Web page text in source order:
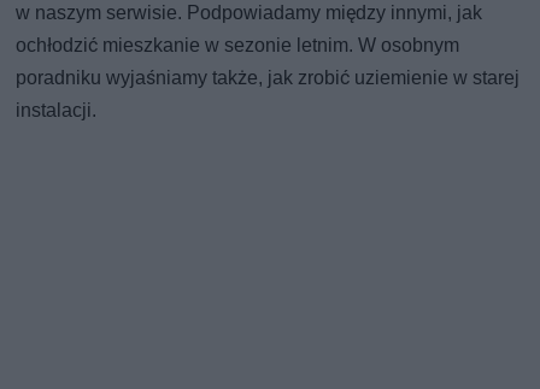
w naszym serwisie. Podpowiadamy między innymi, jak
ochłodzić mieszkanie w sezonie letnim. W osobnym
poradniku wyjaśniamy także, jak zrobić uziemienie w starej
instalacji.